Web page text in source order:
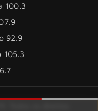
100.3
92.9
105.3